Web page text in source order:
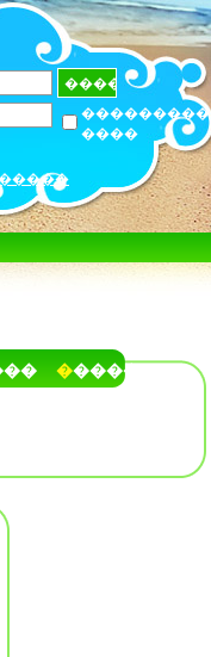
���������
����
�����